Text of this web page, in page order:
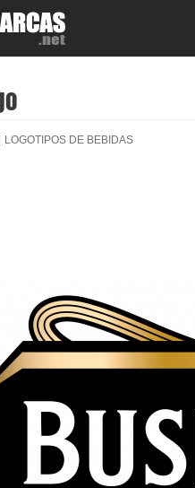
LOGOTIPOS DE BEBIDAS